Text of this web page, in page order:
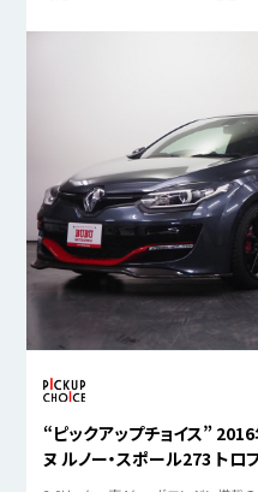
“ピックアップチョイス”
ヌ ルノー・スポール273 トロ